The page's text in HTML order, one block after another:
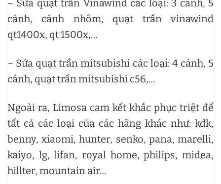
– Sửa quạt trần Vinawind các loại: 3 cánh, 5
cánh, cánh nhôm, quạt trần vinawind
qt1400x, qt 1500x,…
– Sửa quạt trần mitsubishi các loại: 4 cánh, 5
cánh, quạt trần mitsubishi c56,…
Ngoài ra, Limosa cam kết khắc phục triệt để
tất cả các loại của các hãng khác như: kdk,
benny, xiaomi, hunter, senko, pana, marelli,
kaiyo, lg, lifan, royal home, philips, midea,
hillter, mountain air…